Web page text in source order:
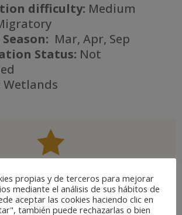
difficulty: Medium
Mar, Apr, Sep
Status: Not
Wetlands

Special interest
propias y de terceros para mejorar
mediante el análisis de sus hábitos de
aceptar las cookies haciendo clic en
también puede rechazarlas o bien